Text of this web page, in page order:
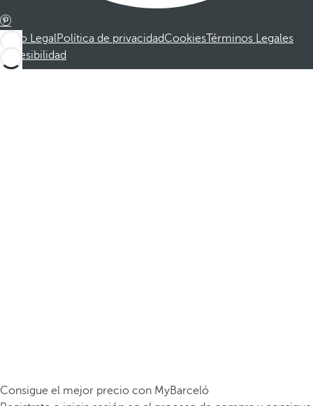
Aviso LegalPolítica de privacidadCookiesTérminos Legales
Accesibilidad
Consigue el mejor precio con MyBarceló